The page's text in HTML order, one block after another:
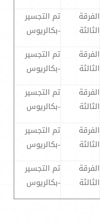
الفرقة
الثالثة
تم التجسير
-بكالريوس
الفرقة
الثالثة
تم التجسير
-بكالريوس
الفرقة
الثالثة
تم التجسير
-بكالريوس
الفرقة
الثالثة
تم التجسير
-بكالريوس
الفرقة
الثالثة
تم التجسير
-بكالريوس